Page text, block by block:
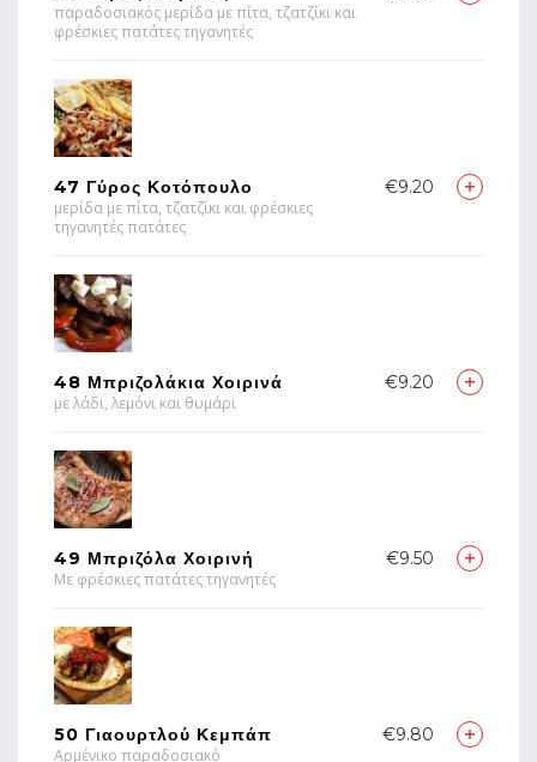
παραδοσιακός μερίδα με πίτα, τζατζίκι και
φρέσκιες πατάτες τηγανητές
47 Γύρος Κοτόπουλο
μερίδα με πίτα, τζατζίκι και φρέσκιες
τηγανητές πατάτες
€9.20
48 Μπριζολάκια Χοιρινά
με λάδι, λεμόνι και θυμάρι
€9.20
49 Μπριζόλα Χοιρινή
Με φρέσκιες πατάτες τηγανητές
€9.50
50 Γιαουρτλού Κεμπάπ
Αρμένικο παραδοσιακό
€9.80